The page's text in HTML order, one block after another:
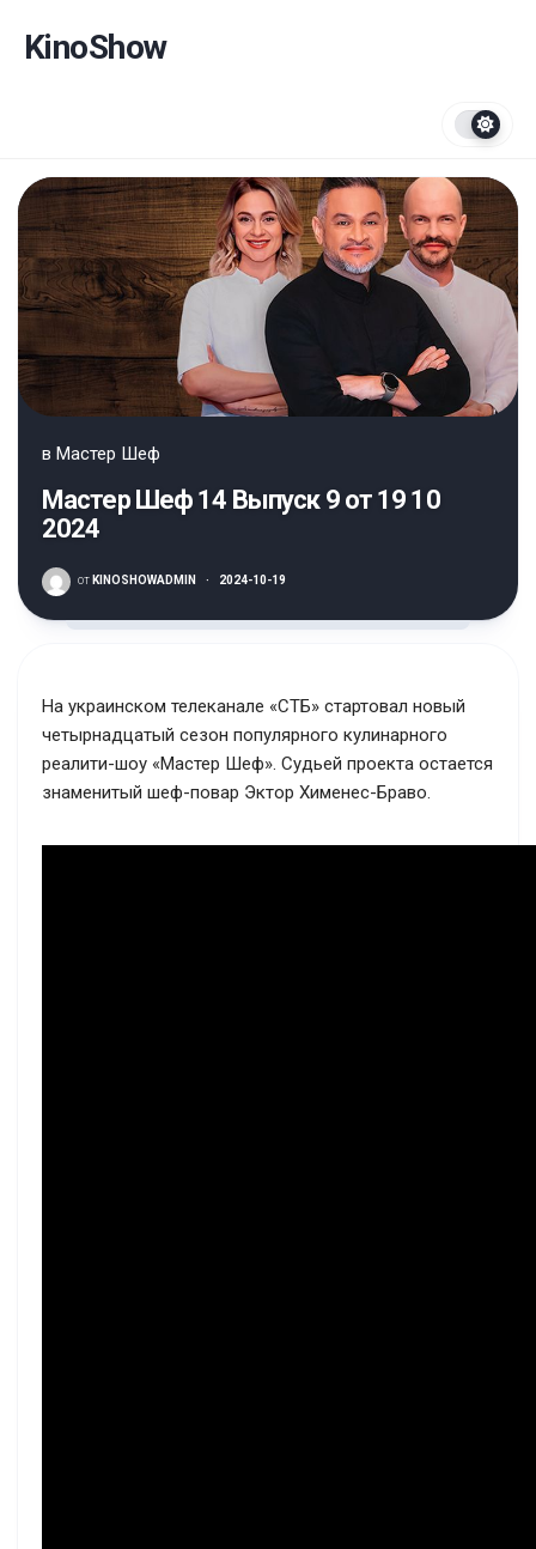
содержанию
KinoShow
в Мастер Шеф
Мастер Шеф 14 Выпуск 9 от 19 10
2024
от KINOSHOWADMIN · 2024-10-19
На украинском телеканале «СТБ» стартовал новый
четырнадцатый сезон популярного кулинарного
реалити-шоу «Мастер Шеф». Судьей проекта остается
знаменитый шеф-повар Эктор Хименес-Браво.